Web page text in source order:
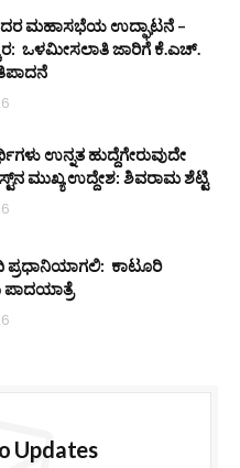
ಮಹಾಸಭೆಯ ಉದ್ಘಾಟನೆ –
ಒಳಮೀಸಲಾತಿ ಜಾರಿಗೆ ಕೆ.ಎಚ್.
ಉನ್ನತ ಹುದ್ದೆಗೇರುವುದೇ
ಮುಖ್ಯ ಉದ್ದೇಶ: ಶಿವರಾಮ ಶೆಟ್ಟಿ
ಪ್ರಧಾನಿಯಾಗಲಿ: ಕಾಟೂರಿ
ಪಾದಯಾತ್ರೆ
Updates